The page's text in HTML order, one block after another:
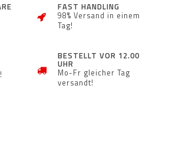
FAST HANDLING
98% Versand in einem
Tag!
BESTELLT VOR 12.00
UHR
Mo-Fr gleicher Tag
versandt!